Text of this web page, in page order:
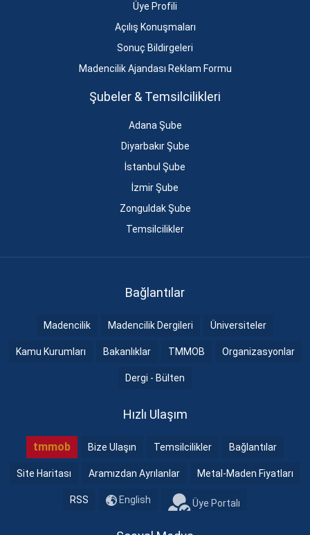
Üye Profili
Açılış Konuşmaları
Sonuç Bildirgeleri
Madencilik Ajandası Reklam Formu
Şubeler & Temsilcilikleri
Adana Şube
Diyarbakır Şube
İstanbul Şube
İzmir Şube
Zonguldak Şube
Temsilcilikler
Bağlantılar
Madencilik Madencilik Dergileri Üniversiteler
Kamu Kurumları Bakanlıklar TMMOB Organizasyonlar
Dergi - Bülten
Hızlı Ulaşım
tmmob Bize Ulaşın Temsilcilikler Bağlantılar
Site Haritası Aramızdan Ayrılanlar Metal-Maden Fiyatları
RSS English Üye Portalı